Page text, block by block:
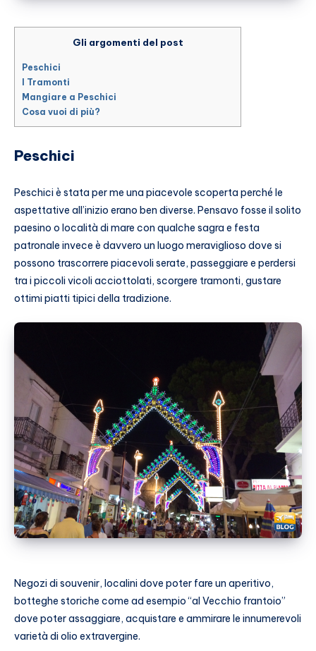
Gli argomenti del post
Peschici
I Tramonti
Mangiare a Peschici
Cosa vuoi di più?
Peschici
Peschici è stata per me una piacevole scoperta perché le
aspettative all’inizio erano ben diverse. Pensavo fosse il solito
paesino o località di mare con qualche sagra e festa
patronale invece è davvero un luogo meraviglioso dove si
possono trascorrere piacevoli serate, passeggiare e perdersi
tra i piccoli vicoli acciottolati, scorgere tramonti, gustare
ottimi piatti tipici della tradizione.
Negozi di souvenir, localini dove poter fare un aperitivo,
botteghe storiche come ad esempio “al Vecchio frantoio”
dove poter assaggiare, acquistare e ammirare le innumerevoli
varietà di olio extravergine.